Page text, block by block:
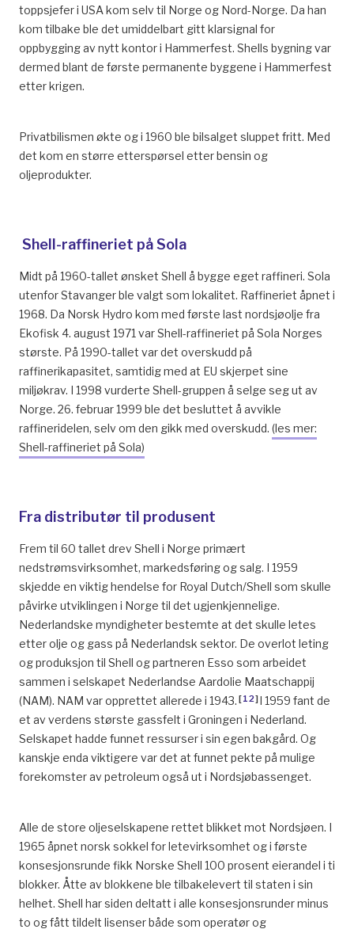
toppsjefer i USA kom selv til Norge og Nord-Norge. Da han
kom tilbake ble det umiddelbart gitt klarsignal for
oppbygging av nytt kontor i Hammerfest. Shells bygning var
dermed blant de første permanente byggene i Hammerfest
etter krigen.
Privatbilismen økte og i 1960 ble bilsalget sluppet fritt. Med
det kom en større etterspørsel etter bensin og
oljeprodukter.
Shell-raffineriet på Sola
Midt på 1960-tallet ønsket Shell å bygge eget raffineri. Sola
utenfor Stavanger ble valgt som lokalitet. Raffineriet åpnet i
1968. Da Norsk Hydro kom med første last nordsjøolje fra
Ekofisk 4. august 1971 var Shell-raffineriet på Sola Norges
største. På 1990-tallet var det overskudd på
raffinerikapasitet, samtidig med at EU skjerpet sine
miljøkrav. I 1998 vurderte Shell-gruppen å selge seg ut av
Norge. 26. februar 1999 ble det besluttet å avvikle
raffineridelen, selv om den gikk med overskudd. (les mer:
Shell-raffineriet på Sola)
Fra distributør til produsent
Frem til 60 tallet drev Shell i Norge primært
nedstrømsvirksomhet, markedsføring og salg. I 1959
skjedde en viktig hendelse for Royal Dutch/Shell som skulle
påvirke utviklingen i Norge til det ugjenkjennelige.
Nederlandske myndigheter bestemte at det skulle letes
etter olje og gass på Nederlandsk sektor. De overlot leting
og produksjon til Shell og partneren Esso som arbeidet
sammen i selskapet Nederlandse Aardolie Maatschappij
(NAM). NAM var opprettet allerede i 1943. [12]I 1959 fant de
et av verdens største gassfelt i Groningen i Nederland.
Selskapet hadde funnet ressurser i sin egen bakgård. Og
kanskje enda viktigere var det at funnet pekte på mulige
forekomster av petroleum også ut i Nordsjøbassenget.
Alle de store oljeselskapene rettet blikket mot Nordsjøen. I
1965 åpnet norsk sokkel for letevirksomhet og i første
konsesjonsrunde fikk Norske Shell 100 prosent eierandel i ti
blokker. Åtte av blokkene ble tilbakelevert til staten i sin
helhet. Shell har siden deltatt i alle konsesjonsrunder minus
to og fått tildelt lisenser både som operatør og